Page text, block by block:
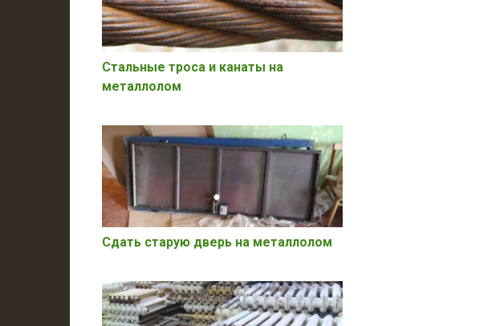
Стальные троса и канаты на
металлолом
Сдать старую дверь на металлолом